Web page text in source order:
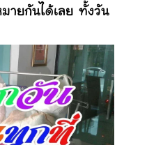
ายกันได้เลย ทั้งวัน